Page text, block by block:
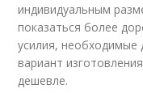
индивидуальным
показаться более
усилия, необходимые
вариант
дешевле.